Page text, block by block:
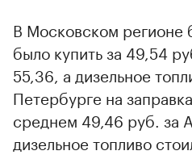
В Московском
было купить за 49,54
55,36, а дизельное
Петербурге на
среднем 49,46 руб. за
дизельное топливо